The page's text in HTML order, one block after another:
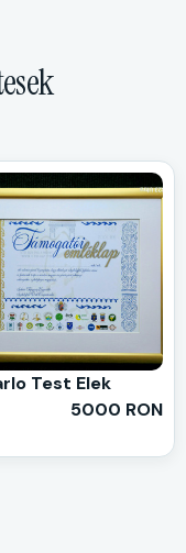
Test Elek
5000 RON